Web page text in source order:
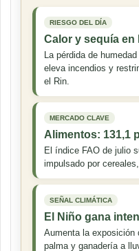
RIESGO DEL DÍA
Calor y sequía en
La pérdida de
eleva incendios y
el Rin.
MERCADO CLAVE
Alimentos: 131,1
El índice FAO de julio
impulsado por
SEÑAL CLIMÁTICA
El Niño gana
Aumenta la exposición
palma y ganadería a